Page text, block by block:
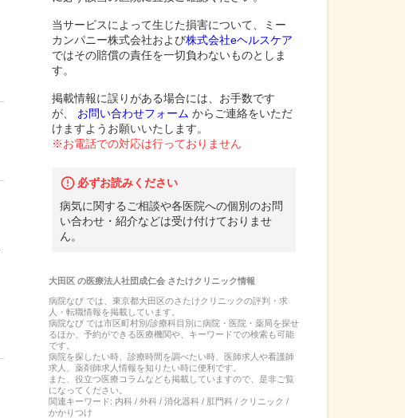
当サービスによって生じた損害について、ミー
カンパニー株式会社および株式会社eヘルスケア
ではその賠償の責任を一切負わないものとしま
す。
掲載情報に誤りがある場合には、お手数です
が、
お問い合わせフォーム からご連絡をいただ
けますようお願いいたします。
※お電話での対応は行っておりません
必ずお読みください
病気に関するご相談や各医院への個別のお問
い合わせ・紹介などは受け付けておりませ
ん。
大田区の医療法人社団成仁会 さたけクリニック情報
病院なび では、 東京都大田区のさたけクリニックの評判・求
人・転職情報を掲載しています。
病院なび では市区町村別/診療科目別に病院・医院・薬局を探せ
るほか、予約ができる医療機関や、キーワードでの検索も可能
です。
病院を探したい時、診療時間を調べたい時、医師求人や看護師
求人、薬剤師求人情報を知りたい時に便利です。
また、役立つ医療コラムなども掲載していますので、是非ご覧
になってください。
関連キーワード: 内科 / 外科 / 消化器科 / 肛門科 / クリニック /
かかりつけ